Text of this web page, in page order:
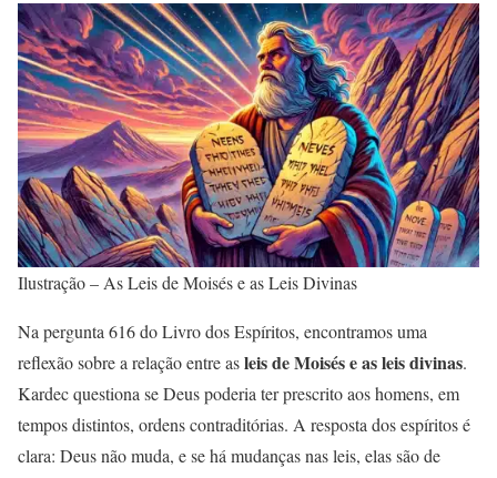
Ilustração – As Leis de Moisés e as Leis Divinas
Na pergunta 616 do Livro dos Espíritos, encontramos uma
reflexão sobre a relação entre asleis de Moisés e as leis divinas.
Kardec questiona se Deus poderia ter prescrito aos homens, em
tempos distintos, ordens contraditórias. A resposta dos espíritos é
clara: Deus não muda, e se há mudanças nas leis, elas são de